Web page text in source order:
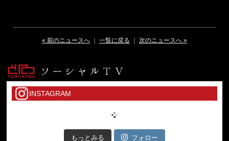
« 前のニュースへ 一覧に戻る 次のニュースへ »
INSTAGRAM
もっとみる フォロー